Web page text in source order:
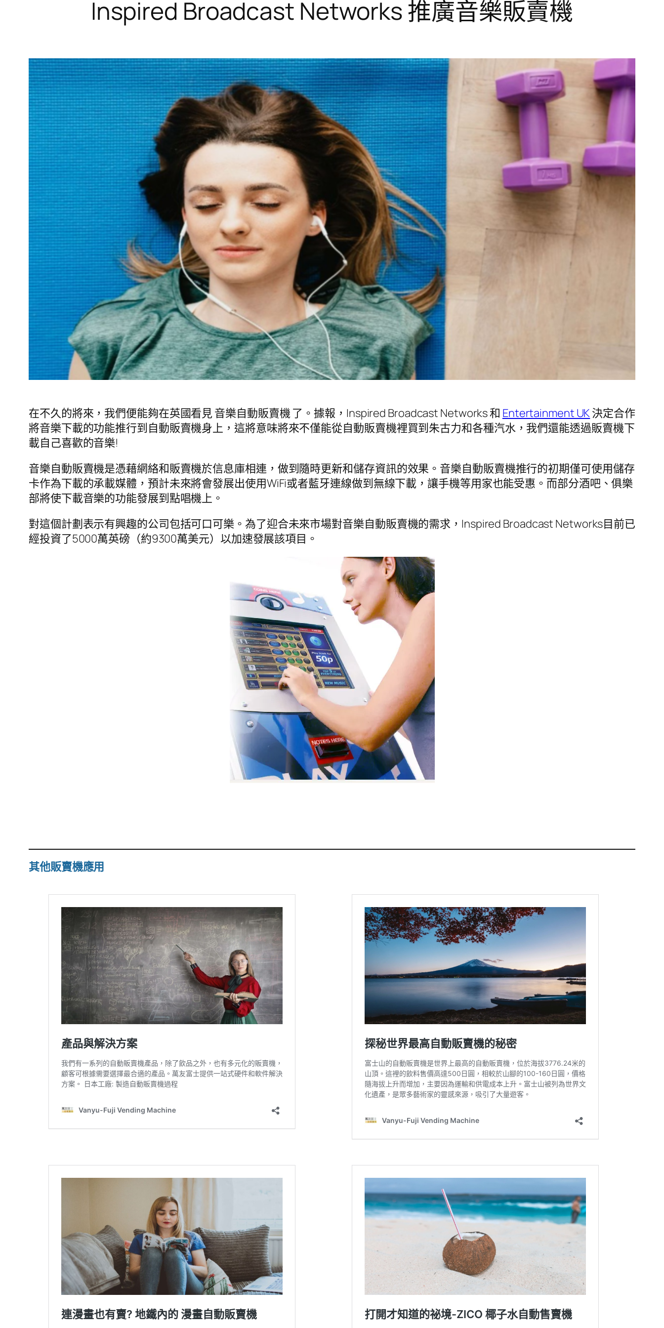
Inspired Broadcast Networks 推廣音樂販賣機
在不久的將來，我們便能夠在英國看見 音樂自動販賣機 了。據報，Inspired Broadcast Networks 和 Entertainment UK決定合作
將音樂下載的功能推行到自動販賣機身上，這將意味將來不僅能從自動販賣機裡買到朱古力和各種汽水，我們還能透過販賣機下
載自己喜歡的音樂!
音樂自動販賣機是憑藉網絡和販賣機於信息庫相連，做到隨時更新和儲存資訊的效果。音樂自動販賣機推行的初期僅可使用儲存
卡作為下載的承載媒體，預計未來將會發展出使用WiFi或者藍牙連線做到無線下載，讓手機等用家也能受惠。而部分酒吧、俱樂
部將使下載音樂的功能發展到點唱機上。
對這個計劃表示有興趣的公司包括可口可樂。為了迎合未來市場對音樂自動販賣機的需求，Inspired Broadcast Networks目前已
經投資了5000萬英磅（約9300萬美元）以加速發展該項目。
其他販賣機應用